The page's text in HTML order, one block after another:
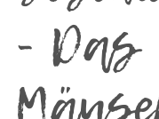
- Das